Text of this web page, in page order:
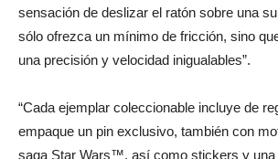
sensación de deslizar el ratón sobre una
sólo ofrezca un mínimo de fricción, sino
una precisión y velocidad inigualables”.
“Cada ejemplar coleccionable incluye de
empaque un pin exclusivo, también con
saga Star Wars™, así como stickers y una